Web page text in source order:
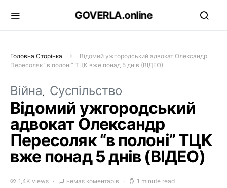
GOVERLA.online
Головна Сторінка
Відомий ужгородський адвокат Олександр
Пересоляк “в полоні” ТЦК вже понад 5 днів (ВІДЕО)
Війна Суспільство
Відомий ужгородський
адвокат Олександр
Пересоляк “в полоні” ТЦК
вже понад 5 днів (ВІДЕО)
1,4K views немає коментарів 1 minute read